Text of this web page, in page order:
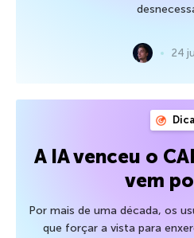
24
A IA venceu o
vem
Por mais de uma década, os
que forçar a vista para